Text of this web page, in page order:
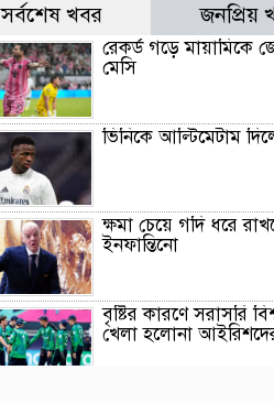
সর্বশেষ খবর জনপ্রিয়
রেকর্ড গড়ে মায়ামিকে
মেসি
ভিনিকে আল্টিমেটাম
ক্ষমা চেয়ে গদি ধরে
ইনফান্তিনো
বৃষ্টির কারণে সরাসরি
খেলা হলোনা